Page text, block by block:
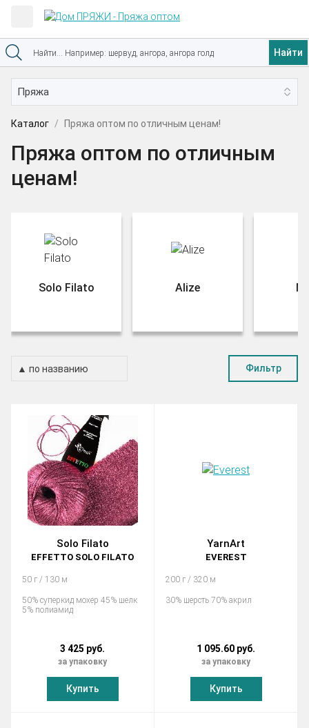
Найти
Каталог Пряжа оптом по отличным ценам!
Пряжа оптом по отличным
ценам!
Solo Filato Alize
Фильтр
Solo Filato
EFFETTO SOLO FILATO
50 г / 130 м
50% суперкид мохер 45% шелк
5% полиамид
3 425 руб.
за упаковку
Купить
YarnArt
EVEREST
200 г / 320 м
30% шерсть 70% акрил
1 095.60 руб.
за упаковку
Купить